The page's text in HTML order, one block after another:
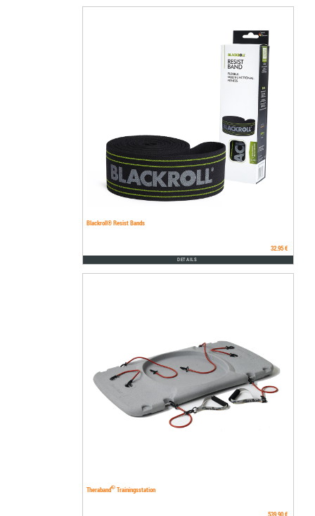
Blackroll® Resist Bands
32.95 €
DETAILS
Theraband®Trainingsstation
539.90 €